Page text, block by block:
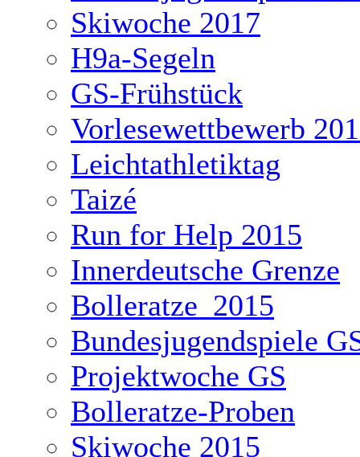
Skiwoche 2017
H9a-Segeln
GS-Frühstück
Vorlesewettbewerb
Leichtathletiktag
Taizé
Run for Help 2015
Innerdeutsche Grenze
Bolleratze_2015
Bundesjugendspiele
Projektwoche GS
Bolleratze-Proben
Skiwoche 2015